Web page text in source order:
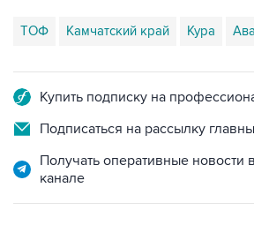
ТОФ Камчатский край Кура
Купить подписку на
Подписаться на рассылку
Получать оперативные новости
канале